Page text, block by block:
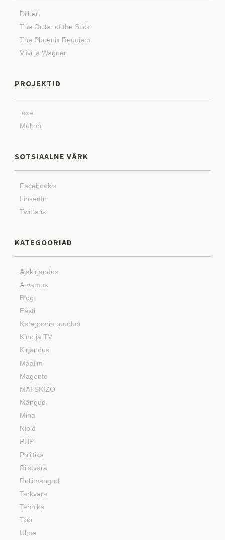
Dilbert
The Order of the Stick
The Phoenix Requiem
Viivi ja Wagner
PROJEKTID
.exe
Multon
SOTSIAALNE VÄRK
Facebookis
LinkedIn
Twitteris
KATEGOORIAD
Ajakirjandus
Arvamus
Blog
Eesti
Kategooria puudub
Kino ja TV
Kirjandus
Maailm
Magento
MAI SKIZO
Mängud
Mina
Nipid
PHP
Poliitika
Riistvara
Rollimängud
Tarkvara
Tehnika
Töö
Ulme